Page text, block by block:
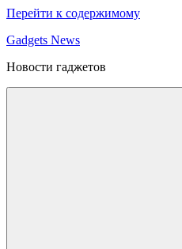
Перейти к содержимому
Gadgets News
Новости гаджетов